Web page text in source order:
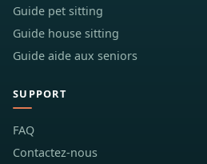
Guide pet sitting
Guide house sitting
Guide aide aux seniors
SUPPORT
FAQ
Contactez-nous